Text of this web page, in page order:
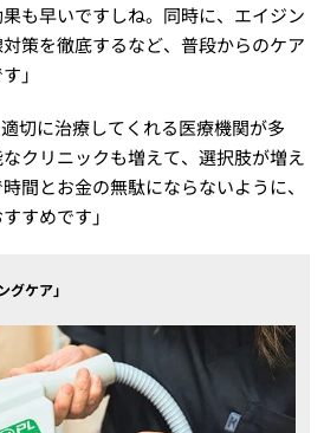
も早いですしね。同時に、エイジン
策を徹底するなど、普段からのケア
」
切に治療してくれる医療機関が多
クリニックも増えて、選択肢が増え
間とお金の無駄にならないように、
すめです」
ケア」